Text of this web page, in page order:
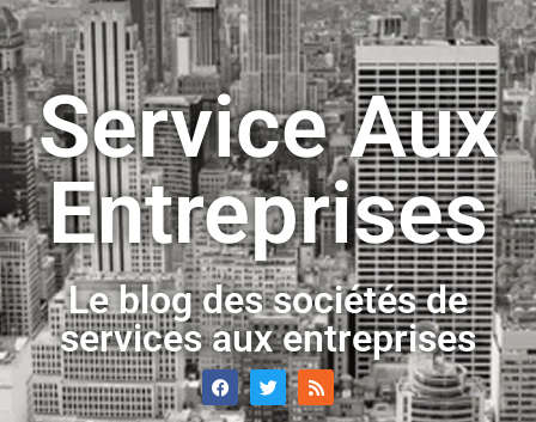
Service Aux
Entreprises
Le blog des sociétés de
services aux entreprises